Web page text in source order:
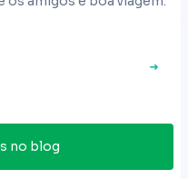
no blog